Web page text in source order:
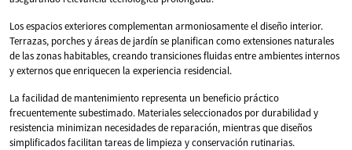
Los espacios exteriores complementan armoniosamente el diseño interior.
Terrazas, porches y áreas de jardín se planifican como extensiones naturales
de las zonas habitables, creando transiciones fluidas entre ambientes internos
y externos que enriquecen la experiencia residencial.
La facilidad de mantenimiento representa un beneficio práctico
frecuentemente subestimado. Materiales seleccionados por durabilidad y
resistencia minimizan necesidades de reparación, mientras que diseños
simplificados facilitan tareas de limpieza y conservación rutinarias.